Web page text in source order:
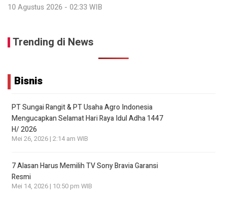
10 Agustus 2026 - 02:33 WIB
Trending di News
Bisnis
PT Sungai Rangit & PT Usaha Agro Indonesia
Mengucapkan Selamat Hari Raya Idul Adha 1447
H/ 2026
Mei 26, 2026 | 2:14 am WIB
7 Alasan Harus Memilih TV Sony Bravia Garansi
Resmi
Mei 14, 2026 | 10:50 pm WIB